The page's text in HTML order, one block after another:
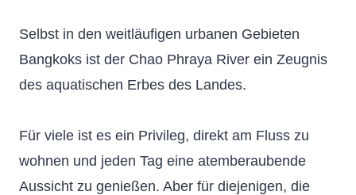
Selbst in den weitläufigen urbanen Gebieten
Bangkoks ist der Chao Phraya River ein Zeugnis
des aquatischen Erbes des Landes.
Für viele ist es ein Privileg, direkt am Fluss zu
wohnen und jeden Tag eine atemberaubende
Aussicht zu genießen. Aber für diejenigen, die